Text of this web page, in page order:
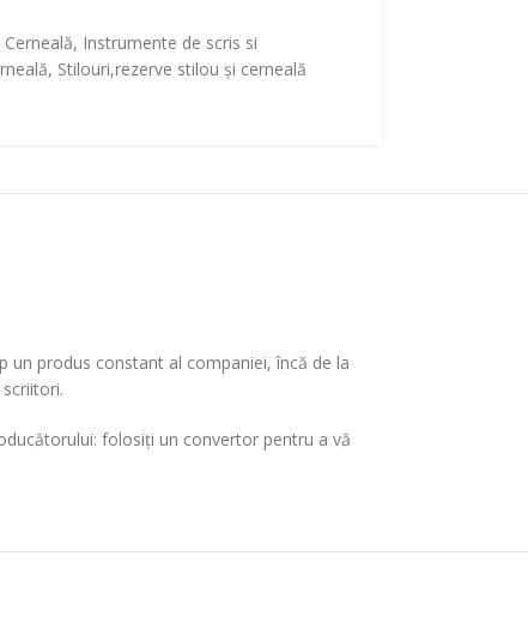
Cerneală, Instrumente de scris si
, Stilouri,rezerve stilou și cerneală
un produs constant al companiei, încă de la
folosiți un convertor pentru a vă